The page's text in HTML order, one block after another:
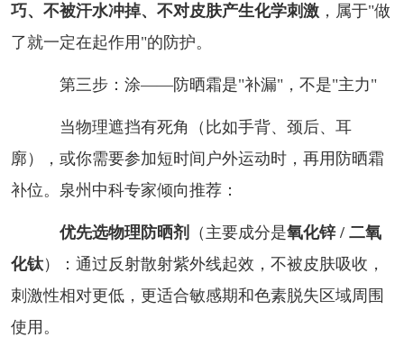
巧、不被汗水冲掉、不对皮肤产生化学刺激，属于"做
了就一定在起作用"的防护。
第三步：涂——防晒霜是"补漏"，不是"主力"
当物理遮挡有死角（比如手背、颈后、耳
廓），或你需要参加短时间户外运动时，再用防晒霜
补位。泉州中科专家倾向推荐：
优先选物理防晒剂 （主要成分是氧化锌 / 二氧
化钛）：通过反射散射紫外线起效，不被皮肤吸收，
刺激性相对更低，更适合敏感期和色素脱失区域周围
使用。